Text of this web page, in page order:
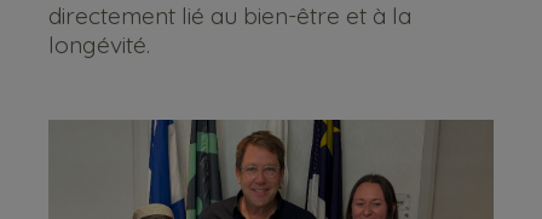
directement lié au bien-être et à la
longévité.